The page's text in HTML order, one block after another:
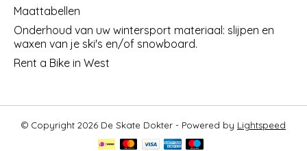
Maattabellen
Onderhoud van uw wintersport materiaal: slijpen en
waxen van je ski's en/of snowboard.
Rent a Bike in West
© Copyright 2026 De Skate Dokter - Powered by Lightspeed